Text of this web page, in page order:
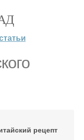
рецепт